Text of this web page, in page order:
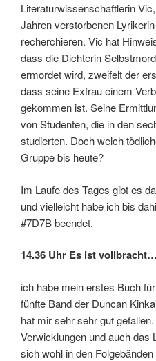
Literaturwissenschaftlerin
Jahren verstorbenen
recherchieren. Vic hat
dass die Dichterin
ermordet wird, zweifelt der
dass seine Exfrau einem
gekommen ist. Seine
von Studenten, die in den
studierten. Doch welch
Gruppe bis heute?
Im Laufe des Tages gibt es
und vielleicht habe ich bis
#7D7B beendet.
14.36 Uhr Es ist
ich habe mein erstes Buch
fünfte Band der Duncan
hat mir sehr sehr gut
Verwicklungen und auch das
sich wohl in den